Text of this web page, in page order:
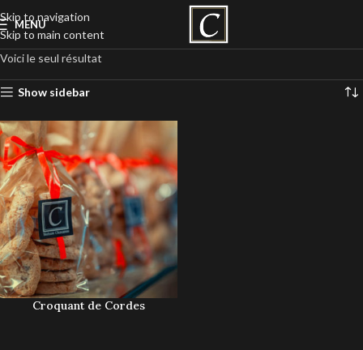
Skip to navigation
Skip to main content
MENU
Voici le seul résultat
Show sidebar
Croquant de Cordes